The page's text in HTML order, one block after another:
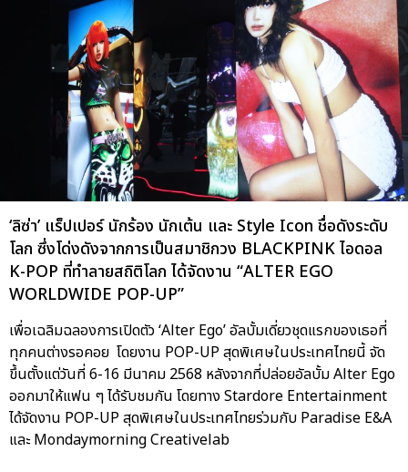
‘ลิซ่า’ แร็ปเปอร์ นักร้อง นักเต้น และ Style Icon ชื่อดังระดับ
โลก ซึ่งโด่งดังจากการเป็นสมาชิกวง BLACKPINK ไอดอล
K-POP ที่ทำลายสถิติโลก ได้จัดงาน “ALTER EGO
WORLDWIDE POP-UP”
เพื่อเฉลิมฉลองการเปิดตัว ‘Alter Ego’ อัลบั้มเดี่ยวชุดแรกของเธอที่
ทุกคนต่างรอคอย โดยงาน POP-UP สุดพิเศษในประเทศไทยนี้ จัด
ขึ้นตั้งแต่วันที่ 6-16 มีนาคม 2568 หลังจากที่ปล่อยอัลบั้ม Alter Ego
ออกมาให้แฟน ๆ ได้รับชมกัน โดยทาง Stardore Entertainment
ได้จัดงาน POP-UP สุดพิเศษในประเทศไทยร่วมกับ Paradise E&A
และ Mondaymorning Creativelab